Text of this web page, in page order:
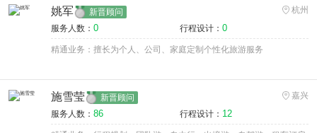
姚军 新晋顾问
杭州
服务人数： 0 行程设计： 0
精通业务：擅长为个人、公司、家庭定制个性化旅游服务
施雪莹 新晋顾问
嘉兴
服务人数： 86 行程设计： 12